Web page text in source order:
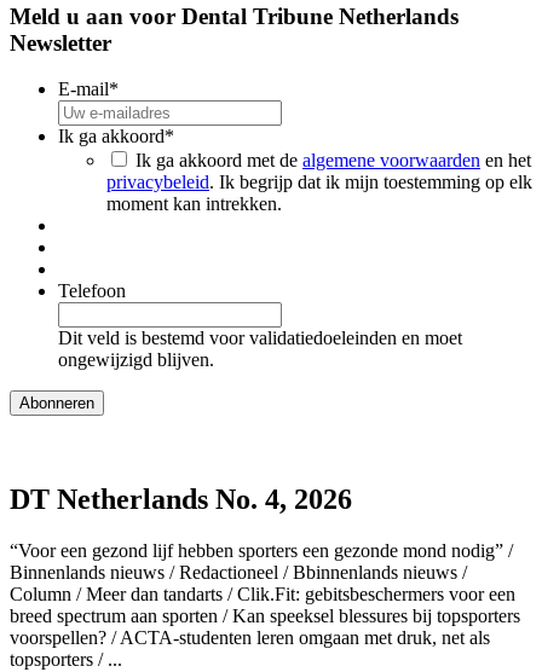
Meld u aan voor Dental Tribune Netherlands
Newsletter
E-mail*
Ik ga akkoord*
Ik ga akkoord met de algemene voorwaarden en het
privacybeleid. Ik begrijp dat ik mijn toestemming op elk
moment kan intrekken.
Telefoon
Dit veld is bestemd voor validatiedoeleinden en moet
ongewijzigd blijven.
DT Netherlands No. 4, 2026
“Voor een gezond lijf hebben sporters een gezonde mond nodig” /
Binnenlands nieuws / Redactioneel / Bbinnenlands nieuws /
Column / Meer dan tandarts / Clik.Fit: gebitsbeschermers voor een
breed spectrum aan sporten / Kan speeksel blessures bij topsporters
voorspellen? / ACTA-studenten leren omgaan met druk, net als
topsporters / ...